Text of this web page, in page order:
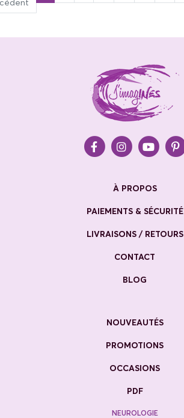
À PROPOS
PAIEMENTS & SÉCURITÉ
LIVRAISONS / RETOURS
CONTACT
BLOG
NOUVEAUTÉS
PROMOTIONS
OCCASIONS
PDF
NEUROLOGIE